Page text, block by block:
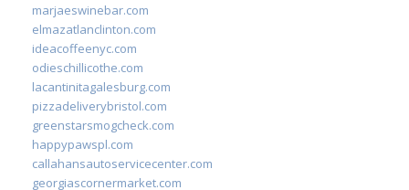
marjaeswinebar.com
elmazatlanclinton.com
ideacoffeenyc.com
odieschillicothe.com
lacantinitagalesburg.com
pizzadeliverybristol.com
greenstarsmogcheck.com
happypawspl.com
callahansautoservicecenter.com
georgiascornermarket.com